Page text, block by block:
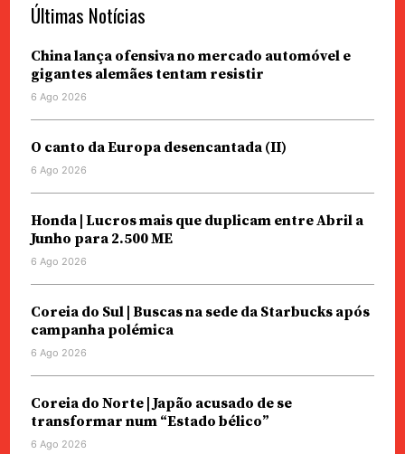
Últimas Notícias
China lança ofensiva no mercado automóvel e
gigantes alemães tentam resistir
6 Ago 2026
O canto da Europa desencantada (II)
6 Ago 2026
Honda | Lucros mais que duplicam entre Abril a
Junho para 2.500 ME
6 Ago 2026
Coreia do Sul | Buscas na sede da Starbucks após
campanha polémica
6 Ago 2026
Coreia do Norte | Japão acusado de se
transformar num “Estado bélico”
6 Ago 2026